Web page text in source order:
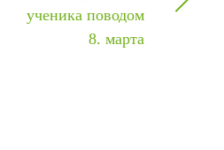
ученика поводом
8. марта